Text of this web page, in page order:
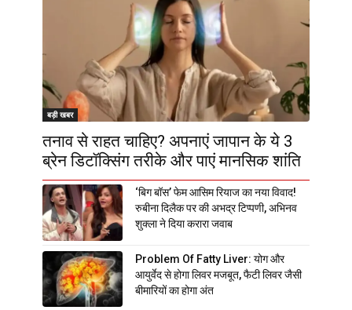
बड़ी खबर
तनाव से राहत चाहिए? अपनाएं जापान के ये 3
ब्रेन डिटॉक्सिंग तरीके और पाएं मानसिक शांति
‘बिग बॉस’ फेम आसिम रियाज का नया विवाद!
रुबीना दिलैक पर की अभद्र टिप्पणी, अभिनव
शुक्ला ने दिया करारा जवाब
Problem Of Fatty Liver: योग और
आयुर्वेद से होगा लिवर मजबूत, फैटी लिवर जैसी
बीमारियों का होगा अंत